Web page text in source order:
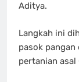
Aditya.
Langkah ini
pasok
pertanian asal